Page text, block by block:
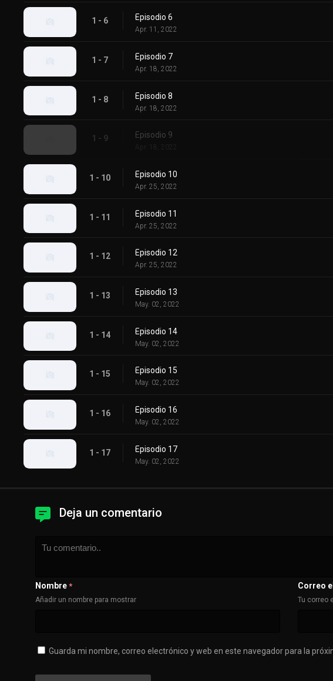
1 - 6 Episodio 6
Apr. 11, 2022
1 - 7 Episodio 7
Apr. 18, 2022
1 - 8 Episodio 8
Apr. 18, 2022
1 - 9 Episodio 9
Apr. 18, 2022
1 - 10 Episodio 10
Apr. 25, 2022
1 - 11 Episodio 11
Apr. 25, 2022
1 - 12 Episodio 12
Apr. 25, 2022
1 - 13 Episodio 13
May. 02, 2022
1 - 14 Episodio 14
May. 02, 2022
1 - 15 Episodio 15
May. 02, 2022
1 - 16 Episodio 16
May. 02, 2022
1 - 17 Episodio 17
May. 02, 2022
Deja un comentario
Nombre *
Añadir un nombre para mostrar
Correo
Tu correo
Guarda mi nombre, correo electrónico y web en este navegador para la